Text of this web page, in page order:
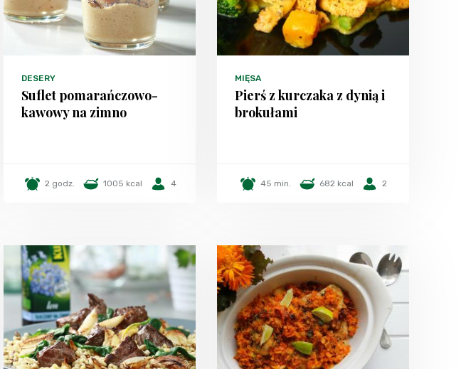
DESERY
Suflet pomarańczowo-
kawowy na zimno
2 godz. 1005 kcal 4
MIĘSA
Pierś z kurczaka z dynią i
brokułami
45 min. 682 kcal 2